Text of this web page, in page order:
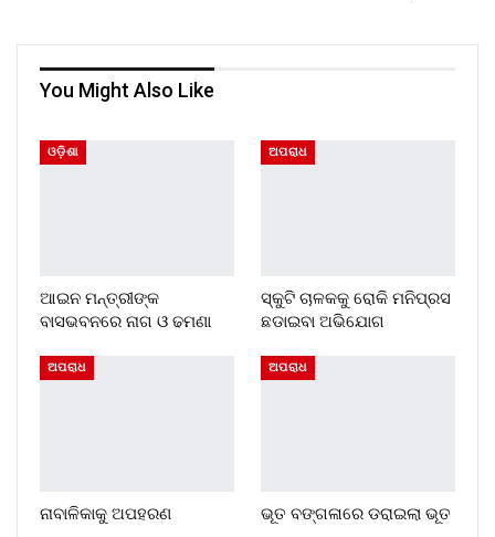
You Might Also Like
ଓଡ଼ିଶା
ଆଇନ ମନ୍ତ୍ରୀଙ୍କ
ବାସଭବନରେ ନାଗ ଓ ଢମଣା
ଅପରାଧ
ସ୍କୁଟି ଚାଳକକୁ ରୋକି ମନିପ୍ରସ
ଛଡାଇବା ଅଭିଯୋଗ
ଅପରାଧ
ନାବାଳିକାକୁ ଅପହରଣ
ଅପରାଧ
ଭୂତ ବଙ୍ଗଳାରେ ଡରାଇଲା ଭୂତ